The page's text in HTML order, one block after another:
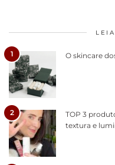
1 O skincare
2
TOP 3
textura e